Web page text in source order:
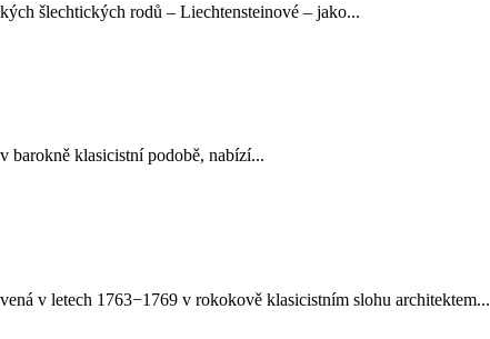
šlechtických rodů – Liechtensteinové – jako...
barokně klasicistní podobě, nabízí...
v letech 1763−1769 v rokokově klasicistním slohu architektem...